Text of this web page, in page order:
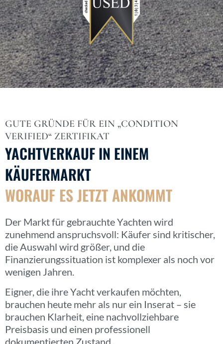
GUTE GRÜNDE FÜR EIN „CONDITION
VERIFIED“ ZERTIFIKAT
YACHTVERKAUF IN EINEM
KÄUFERMARKT
WORAUF ES JETZT ANKOMMT
Der Markt für gebrauchte Yachten wird
zunehmend anspruchsvoll: Käufer sind kritischer,
die Auswahl wird größer, und die
Finanzierungssituation ist komplexer als noch vor
wenigen Jahren.
Eigner, die ihre Yacht verkaufen möchten,
brauchen heute mehr als nur ein Inserat – sie
brauchen Klarheit, eine nachvollziehbare
Preisbasis und einen professionell
dokumentierten Zustand.